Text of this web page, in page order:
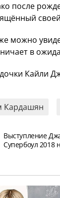
после
можно
в
Кайли
Кардашян
Выступление
Супербоул 2018